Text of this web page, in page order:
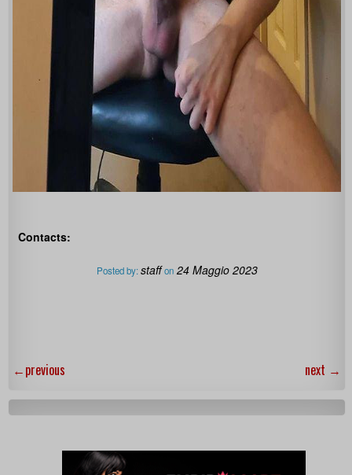
Contacts:
Posted by:staff on 24 Maggio 2023
←previous next →